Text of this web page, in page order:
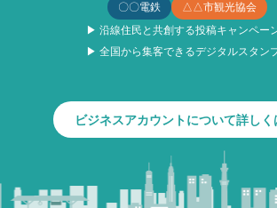
〇〇電鉄
△△市観光協会
▶ 沿線住民と共創する投稿キャンペー
▶ 全国から集客できるデジタルスタン
ビジネスアカウントについて詳しく